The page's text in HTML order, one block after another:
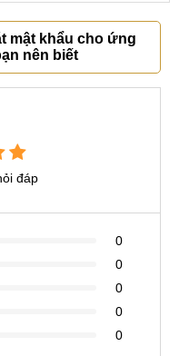
mật khẩu cho ứng
nên biết
đáp
0
0
0
0
0